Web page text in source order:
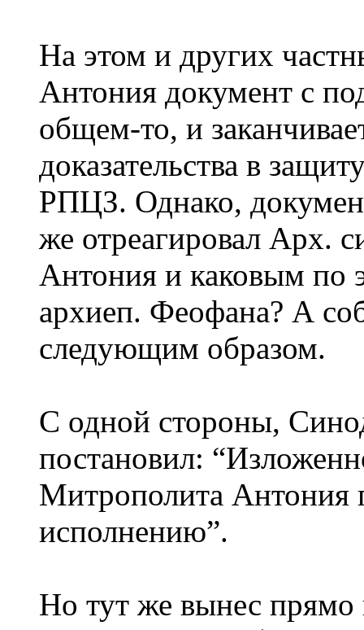
На этом и других
Антония документ с
общем-то, и
доказательства в
РПЦЗ. Однако,
же отреагировал Арх.
Антония и каковым по
архиеп. Феофана? А
следующим образом.
С одной стороны,
постановил:
Митрополита Антония
исполнению”.
Но тут же вынес